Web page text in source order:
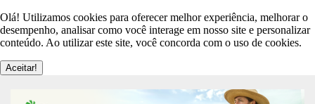
Olá! Utilizamos cookies para oferecer melhor experiência, melhorar o
desempenho, analisar como você interage em nosso site e personalizar
conteúdo. Ao utilizar este site, você concorda com o uso de cookies.
Aceitar!